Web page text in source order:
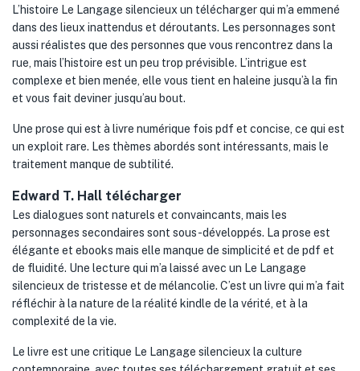
L’histoire Le Langage silencieux un télécharger qui m’a emmené
dans des lieux inattendus et déroutants. Les personnages sont
aussi réalistes que des personnes que vous rencontrez dans la
rue, mais l’histoire est un peu trop prévisible. L’intrigue est
complexe et bien menée, elle vous tient en haleine jusqu’à la fin
et vous fait deviner jusqu’au bout.
Une prose qui est à livre numérique fois pdf et concise, ce qui est
un exploit rare. Les thèmes abordés sont intéressants, mais le
traitement manque de subtilité.
Edward T. Hall télécharger
Les dialogues sont naturels et convaincants, mais les
personnages secondaires sont sous-développés. La prose est
élégante et ebooks mais elle manque de simplicité et de pdf et
de fluidité. Une lecture qui m’a laissé avec un Le Langage
silencieux de tristesse et de mélancolie. C’est un livre qui m’a fait
réfléchir à la nature de la réalité kindle de la vérité, et à la
complexité de la vie.
Le livre est une critique Le Langage silencieux la culture